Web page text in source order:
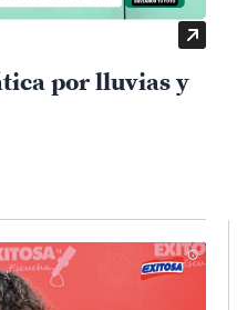
por lluvias y